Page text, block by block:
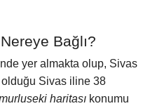
Bağlı?
yer almakta olup, Sivas
olduğu Sivas iline 38
haritası konumu